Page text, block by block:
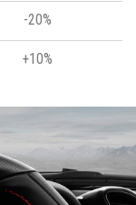
-20%
+10%